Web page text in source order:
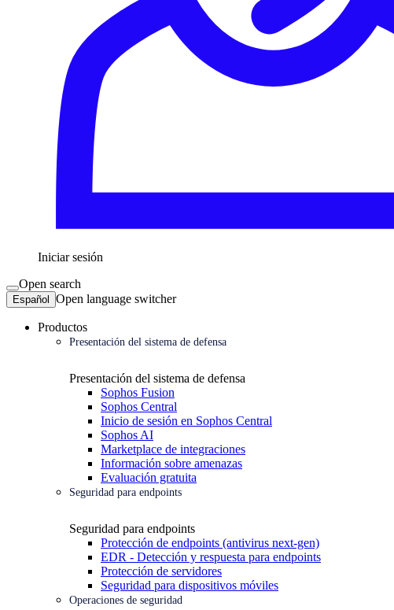
Iniciar sesión
Open search
Español Open language switcher
Productos
Presentación del sistema de defensa
Presentación del sistema de defensa
Sophos Fusion
Sophos Central
Inicio de sesión en Sophos Central
Sophos AI
Marketplace de integraciones
Información sobre amenazas
Evaluación gratuita
Seguridad para endpoints
Seguridad para endpoints
Protección de endpoints (antivirus next-gen)
EDR - Detección y respuesta para endpoints
Protección de servidores
Seguridad para dispositivos móviles
Operaciones de seguridad